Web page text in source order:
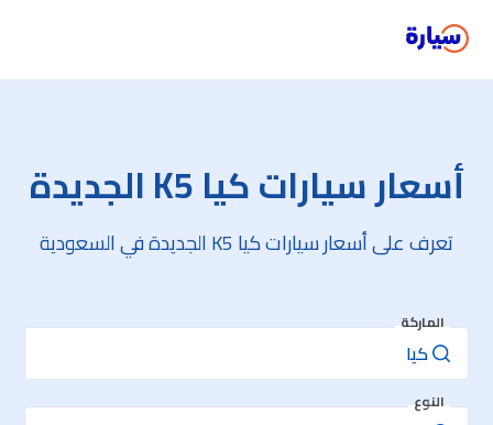
أسعار سيارات كيا K5 الجديدة
تعرف على أسعار سيارات كيا K5 الجديدة في السعودية
الماركة
النوع